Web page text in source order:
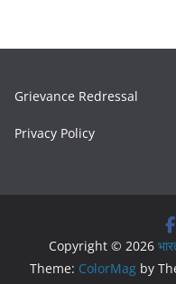
Grievance Redressal
Privacy Policy
Copyright © 2026
Theme: ColorMag by